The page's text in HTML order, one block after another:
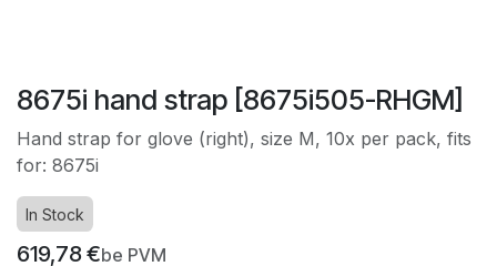
8675i hand strap [8675i505-RHGM]
Hand strap for glove (right), size M, 10x per pack, fits
for: 8675i
In Stock
619,78€be PVM